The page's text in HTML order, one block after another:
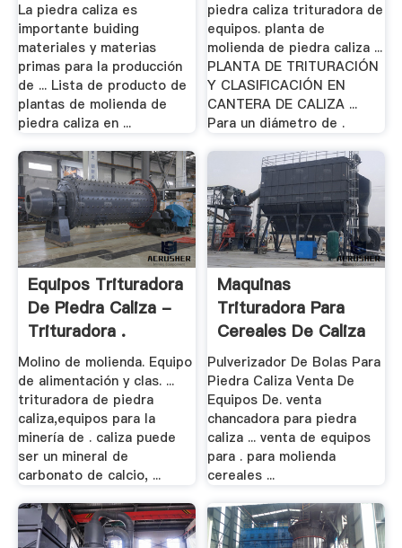
La piedra caliza es
importante buiding
materiales y materias
primas para la producción
de ... Lista de producto de
plantas de molienda de
piedra caliza en ...
piedra caliza trituradora de
equipos. planta de
molienda de piedra caliza ...
PLANTA DE TRITURACIÓN
Y CLASIFICACIÓN EN
CANTERA DE CALIZA ...
Para un diámetro de .
Equipos Trituradora
De Piedra Caliza -
Trituradora .
Molino de molienda. Equipo
de alimentación y clas. ...
trituradora de piedra
caliza,equipos para la
minería de . caliza puede
ser un mineral de
carbonato de calcio, ...
Maquinas
Trituradora Para
Cereales De Caliza
Con .
Pulverizador De Bolas Para
Piedra Caliza Venta De
Equipos De. venta
chancadora para piedra
caliza ... venta de equipos
para . para molienda
cereales ...